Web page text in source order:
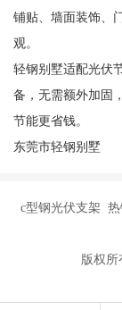
铺贴、墙面装饰、
观。
轻钢别墅适配光伏
备，无需额外加固
节能更省钱。
东莞市轻钢别墅
c型钢光伏支架
版权所